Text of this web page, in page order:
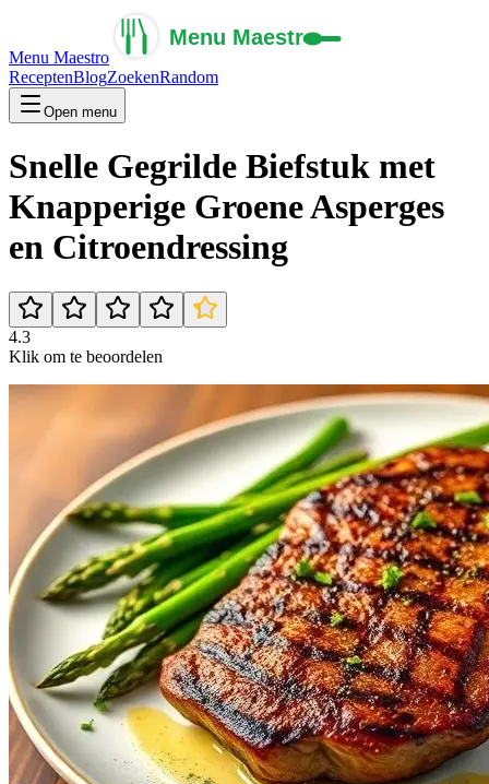
Menu Maestro
ReceptenBlogZoekenRandom
Open menu
Snelle Gegrilde Biefstuk met
Knapperige Groene Asperges
en Citroendressing
4.3
Klik om te beoordelen